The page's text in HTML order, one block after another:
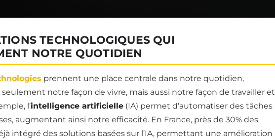
TECHNOLOGIQUES QUI
NOTRE QUOTIDIEN
prennent une place centrale dans notre quotidien,
notre façon de vivre, mais aussi notre façon de travailler et
l’intelligence artificielle (IA) permet d’automatiser des tâches
augmentant ainsi notre efficacité. En France, près de 30% des
intégré des solutions basées sur l’IA, permettant une amélioration